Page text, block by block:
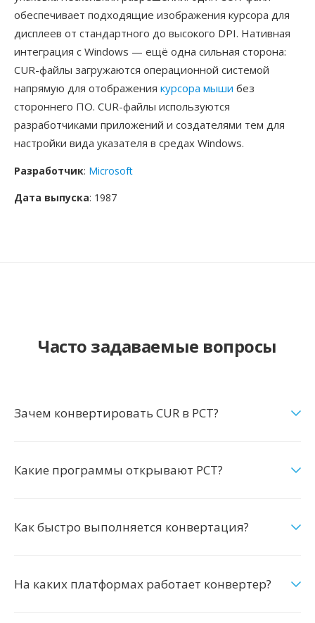
обеспечивает подходящие изображения курсора для
дисплеев от стандартного до высокого DPI. Нативная
интеграция с Windows — ещё одна сильная сторона:
CUR-файлы загружаются операционной системой
напрямую для отображения курсора мыши без
стороннего ПО. CUR-файлы используются
разработчиками приложений и создателями тем для
настройки вида указателя в средах Windows.
Разработчик: Microsoft
Дата выпуска: 1987
Часто задаваемые вопросы
Зачем конвертировать CUR в PCT?
Какие программы открывают PCT?
Как быстро выполняется конвертация?
На каких платформах работает конвертер?